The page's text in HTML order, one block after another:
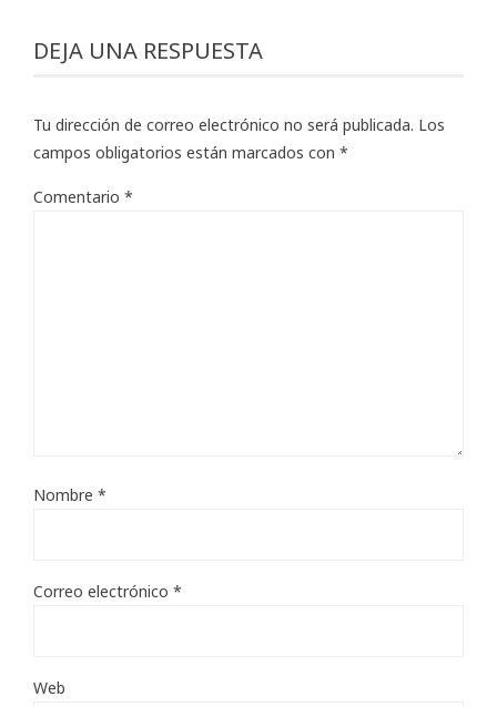
DEJA UNA RESPUESTA
Tu dirección de correo electrónico no será publicada. Los
campos obligatorios están marcados con *
Comentario *
Nombre *
Correo electrónico *
Web